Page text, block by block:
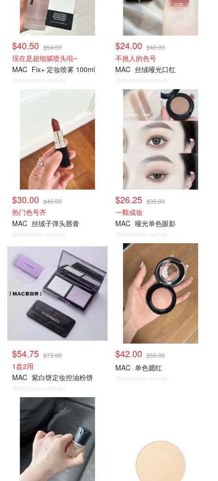
$40.50 $54.00
现在是超细腻喷头啦~
MAC Fix+ 定妆喷雾 100ml
@dealmoon.com.au
$24.00 $40.00
不挑人的色号
MAC 丝绒哑光口红
@dealmoon.com.au
$30.00 $40.00
热门色号齐
MAC 丝绒子弹头唇膏
@dealmoon.com.au
$26.25 $35.00
一颗成妆
MAC 哑光单色眼影
@dealmoon.com.au
$54.75 $73.00
1盘2用
MAC 紫白饼定妆控油粉饼
@dealmoon.com.au
$42.00 $56.00
MAC 单色腮红
@dealmoon.com.au